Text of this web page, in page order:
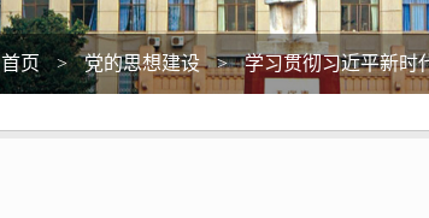
首页 > 党的思想建设 > 学习贯彻习近平新时